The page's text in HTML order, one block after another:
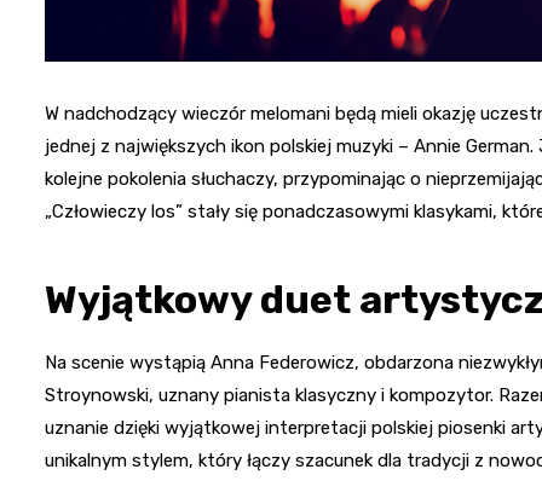
W nadchodzący wieczór melomani będą mieli okazję
jednej z największych ikon polskiej muzyki – Annie
kolejne pokolenia słuchaczy, przypominając o
„Człowieczy los” stały się ponadczasowymi klasykami,
Wyjątkowy duet
Na scenie wystąpią Anna Federowicz, obdarzona
Stroynowski, uznany pianista klasyczny i kompozytor.
uznanie dzięki wyjątkowej interpretacji polskiej piosenki
unikalnym stylem, który łączy szacunek dla tradycji z